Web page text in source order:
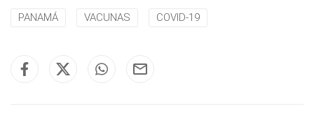
PANAMÁ VACUNAS COVID-19